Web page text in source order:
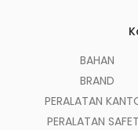
BAHAN
BRAND
PERALATAN
PERALATAN